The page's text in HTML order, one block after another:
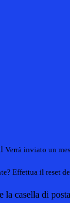
Verrà inviato un
Effettua il reset
casella di